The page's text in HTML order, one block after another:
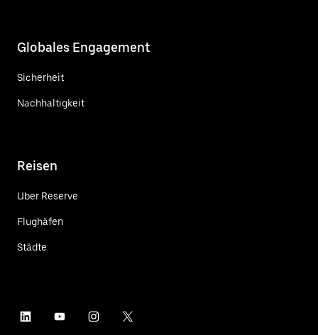
Globales Engagement
Sicherheit
Nachhaltigkeit
Reisen
Uber Reserve
Flughäfen
Städte